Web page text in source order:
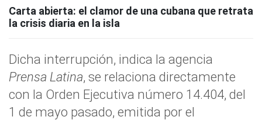
Carta abierta: el clamor de una cubana que retrata
la crisis diaria en la isla
Dicha interrupción, indica la agencia
Prensa Latina, se relaciona directamente
con la Orden Ejecutiva número 14.404, del
1 de mayo pasado, emitida por el